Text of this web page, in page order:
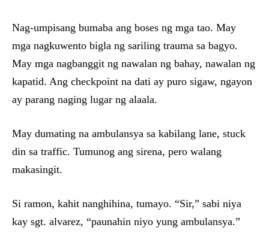
Nag-umpisang bumaba ang boses ng mga tao. May
mga nagkuwento bigla ng sariling trauma sa bagyo.
May mga nagbanggit ng nawalan ng bahay, nawalan ng
kapatid. Ang checkpoint na dati ay puro sigaw, ngayon
ay parang naging lugar ng alaala.
May dumating na ambulansya sa kabilang lane, stuck
din sa traffic. Tumunog ang sirena, pero walang
makasingit.
Si ramon, kahit nanghihina, tumayo. “Sir,” sabi niya
kay sgt. alvarez, “paunahin niyo yung ambulansya.”